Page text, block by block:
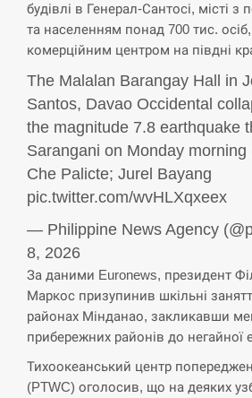
СЕРПЕНЬ
12:53
Украины, несмотря на
СЕРПЕНЬ
12:40
Латвія готова направити до
розблокування Ормузької
СЕРПЕНЬ
12:23
Силы обороны поразили
переправу, склады и другие
СЕРПЕНЬ
12:10
У США зафіксували
циклоспорозу, захворіли
будівлі в Генерал-Сантосі, місті з
та населенням понад 700 тис.
комерційним центром на півдні
The Malalan Barangay Hall in
Santos, Davao Occidental
the magnitude 7.8 earthquake
Sarangani on Monday morning
Che Palicte; Jurel Bayang
pic.twitter.com/wvHLXqxeex
— Philippine News Agency
8, 2026
За даними Euronews, президент
Маркос призупинив шкільні
районах Мінданао, закликавши
прибережних районів до негайної
Тихоокеанський центр
(PTWC) оголосив, що на деяких